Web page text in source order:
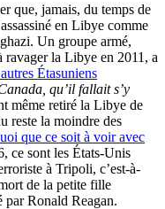
que, jamais, du temps de
en Libye comme
Un groupe armé,
ravager la Libye en 2011, a
Étasuniens
qu’il fallait s’y
même retiré la Libye de
reste la moindre des
que ce soit à voir avec
ce sont les États-Unis
à Tripoli, c’est-à-
de la petite fille
Ronald Reagan.